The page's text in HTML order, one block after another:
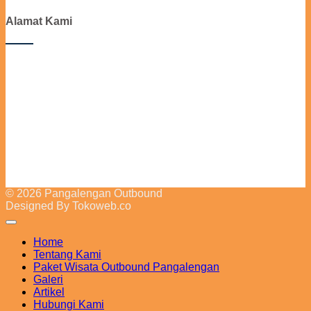
Alamat Kami
© 2026 Pangalengan Outbound
Designed By Tokoweb.co
Home
Tentang Kami
Paket Wisata Outbound Pangalengan
Galeri
Artikel
Hubungi Kami